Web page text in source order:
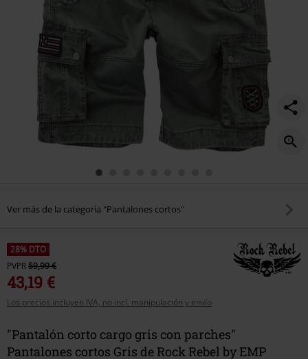
Ver más de la categoría "Pantalones cortos"
28% DTO
PVPR59,99 €
43,19 €
Los precios incluyen IVA, no incl. manipulación y envío
"Pantalón corto cargo gris con parches"
Pantalones cortos Gris de Rock Rebel by EMP